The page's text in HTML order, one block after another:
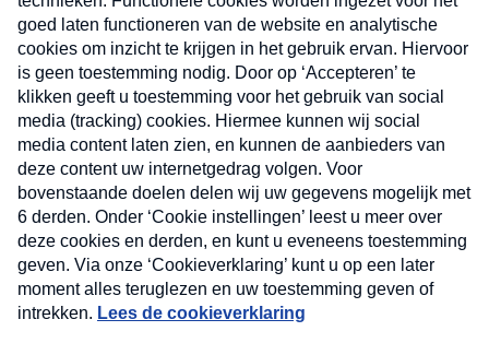
Verzend
Nieuwsbrief
Neem hier een gratis abonnement op onze
nieuwsbrief. Elke vrijdag- en dinsdagochtend in uw